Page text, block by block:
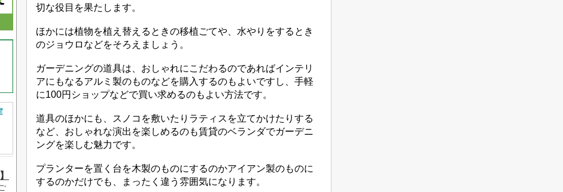
切な役目を果たします。
ほかには植物を植え替えるときの移植ごてや、水やりをするとき
のジョウロなどをそろえましょう。
ガーデニングの道具は、おしゃれにこだわるのであればインテリ
アにもなるアルミ製のものなどを購入するのもよいですし、手軽
に100円ショップなどで買い求めるのもよい方法です。
道具のほかにも、スノコを敷いたりラティスを立てかけたりする
など、おしゃれな演出を楽しめるのも賃貸のベランダでガーデニ
ングを楽しむ魅力です。
プランターを置く台を木製のものにするのかアイアン製のものに
するのかだけでも、まったく違う雰囲気になります。